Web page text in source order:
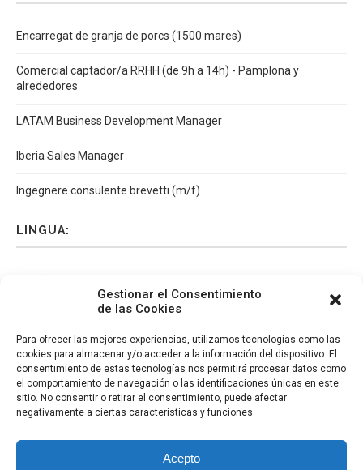
Gestionar el Consentimiento
de las Cookies
Para ofrecer las mejores experiencias, utilizamos tecnologías como las
cookies para almacenar y/o acceder a la información del dispositivo. El
consentimiento de estas tecnologías nos permitirá procesar datos como
el comportamiento de navegación o las identificaciones únicas en este
sitio. No consentir o retirar el consentimiento, puede afectar
negativamente a ciertas características y funciones.
Acepto
Encarregat de granja de porcs (1500 mares)
Comercial captador/a RRHH (de 9h a 14h) - Pamplona y
alrededores
LATAM Business Development Manager
Iberia Sales Manager
Ingegnere consulente brevetti (m/f)
LINGUA: